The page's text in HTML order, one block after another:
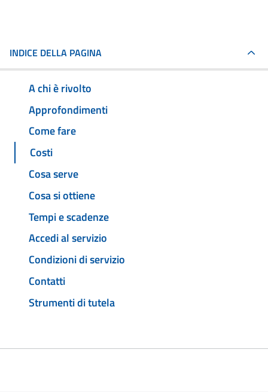
INDICE DELLA PAGINA
A chi è rivolto
Approfondimenti
Come fare
Costi
Cosa serve
Cosa si ottiene
Tempi e scadenze
Accedi al servizio
Condizioni di servizio
Contatti
Strumenti di tutela